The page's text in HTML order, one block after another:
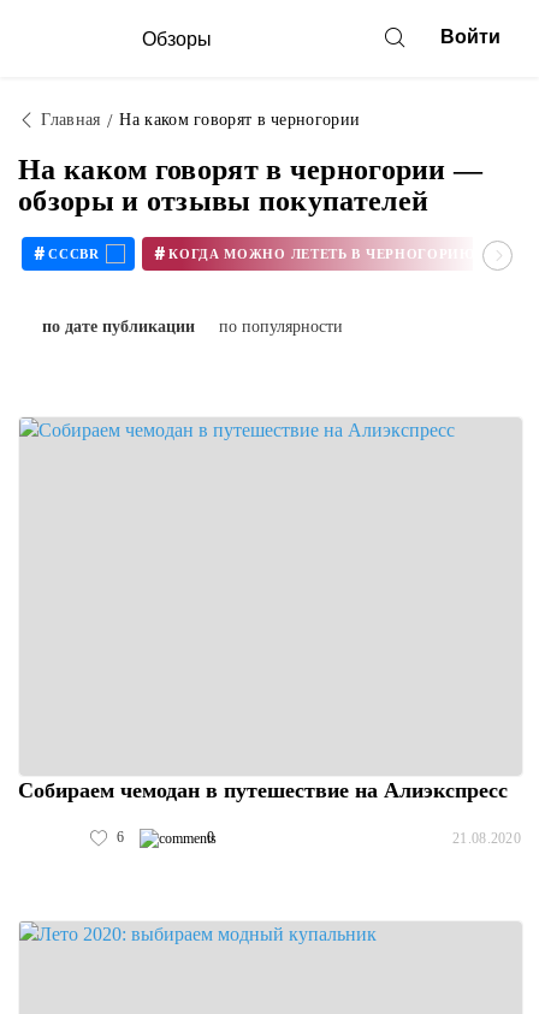
Обзоры Войти
Главная На каком говорят в черногории
На каком говорят в черногории —
обзоры и отзывы покупателей
# CCCBR # КОГДА МОЖНО ЛЕТЕТЬ В ЧЕРНОГОРИЮ В 2020
по дате публикации по популярности
Собираем чемодан в путешествие на Алиэкспресс
6 0 21.08.2020